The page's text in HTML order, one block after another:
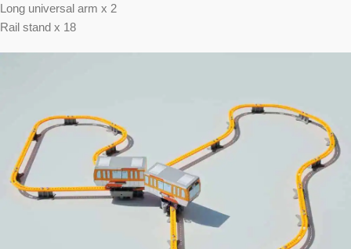
Long universal arm x 2
Rail stand x 18